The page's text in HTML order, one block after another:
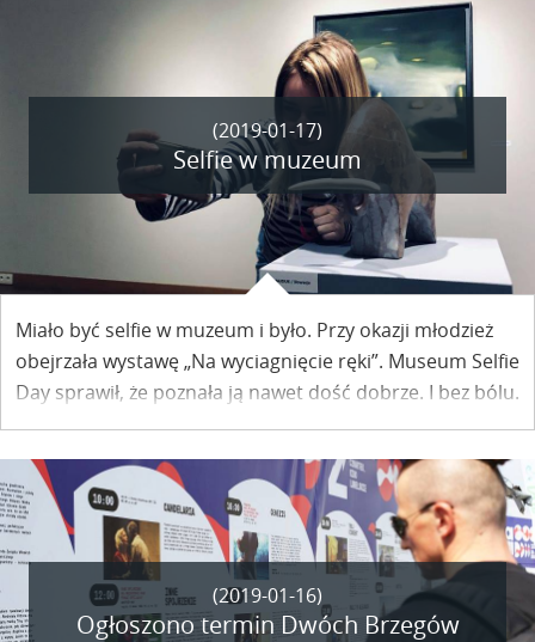
(2019-01-17)
Selfie w muzeum
Miało być selfie w muzeum i było. Przy okazji młodzież
obejrzała wystawę „Na wyciagnięcie ręki”. Museum Selfie
Day sprawił, że poznała ją nawet dość dobrze. I bez bólu.
(2019-01-16)
Ogłoszono termin Dwóch Brzegów